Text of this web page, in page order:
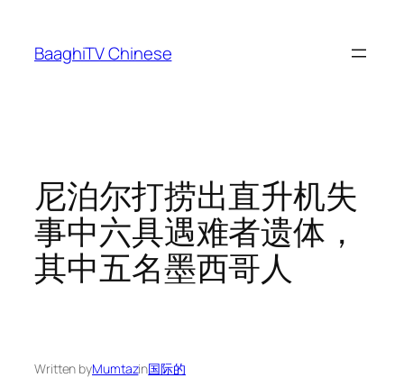
content
BaaghiTV Chinese
尼泊尔打捞出直升机失
事中六具遇难者遗体，
其中五名墨西哥人
Written byMumtazin国际的